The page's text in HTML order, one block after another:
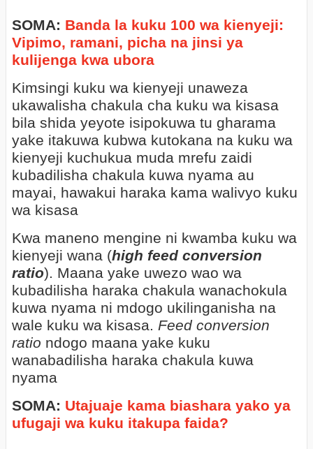
SOMA: Banda la kuku 100 wa kienyeji:
Vipimo, ramani, picha na jinsi ya
kulijenga kwa ubora
Kimsingi kuku wa kienyeji unaweza
ukawalisha chakula cha kuku wa kisasa
bila shida yeyote isipokuwa tu gharama
yake itakuwa kubwa kutokana na kuku wa
kienyeji kuchukua muda mrefu zaidi
kubadilisha chakula kuwa nyama au
mayai, hawakui haraka kama walivyo kuku
wa kisasa
Kwa maneno mengine ni kwamba kuku wa
kienyeji wana (high feed conversion
ratio). Maana yake uwezo wao wa
kubadilisha haraka chakula wanachokula
kuwa nyama ni mdogo ukilinganisha na
wale kuku wa kisasa. Feed conversion
ratio ndogo maana yake kuku
wanabadilisha haraka chakula kuwa
nyama
SOMA: Utajuaje kama biashara yako ya
ufugaji wa kuku itakupa faida?